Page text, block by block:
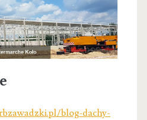
blog-dachy-